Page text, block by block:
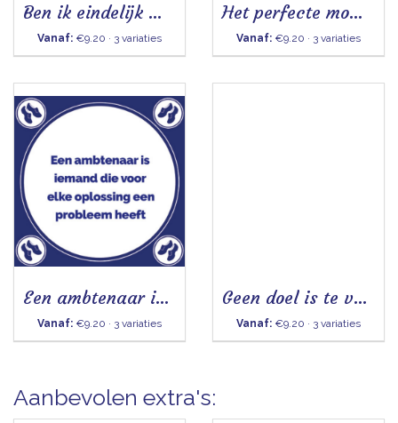
Ben ik eindelijk met pensioen
Vanaf: €9.20 · 3 variaties
Het perfecte moment komt nooit - Tegeltje
Vanaf: €9.20 · 3 variaties
Een ambtenaar is iemand - Tegeltje
Vanaf: €9.20 · 3 variaties
Geen doel is te ver, als je plezier hebt in wat je doet
Vanaf: €9.20 · 3 variaties
Aanbevolen extra's: